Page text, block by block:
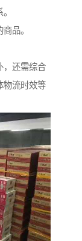
品。
，还需综合
物流时效等